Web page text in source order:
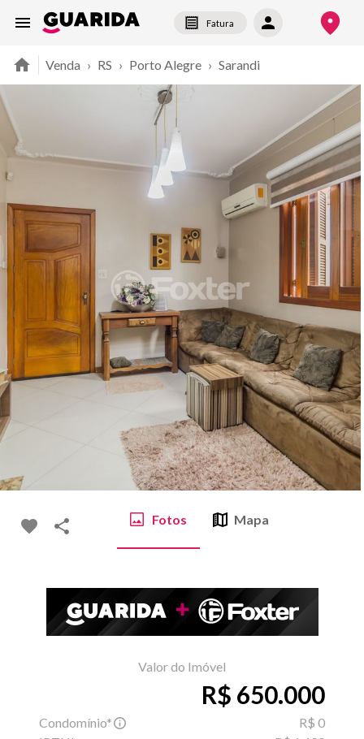
Fatura
Venda › RS › Porto Alegre › Sarandi
Fotos Mapa
Valor do Imóvel
R$ 650.000
Condomínio*
R$ 0